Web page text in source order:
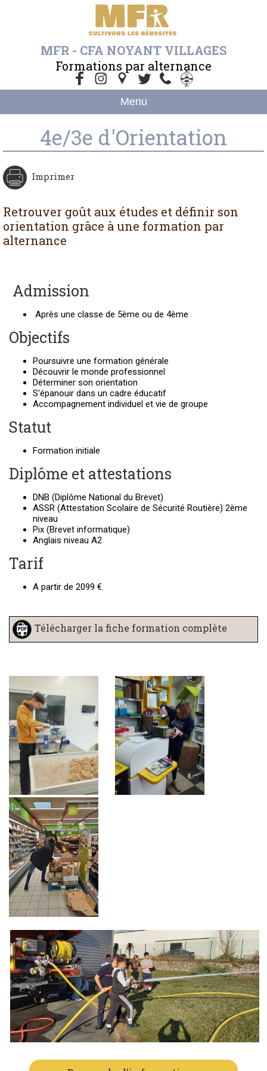
MFR - CFA NOYANT VILLAGES
Formations par alternance
Menu
4e/3e d'Orientation
Imprimer
Retrouver goût aux études et définir son
orientation grâce à une formation par
alternance
Admission
Après une classe de 5ème ou de 4ème
Objectifs
Poursuivre une formation générale
Découvrir le monde professionnel
Déterminer son orientation
S'épanouir dans un cadre éducatif
Accompagnement individuel et vie de groupe
Statut
Formation initiale
Diplôme et attestations
DNB (Diplôme National du Brevet)
ASSR (Attestation Scolaire de Sécurité Routière) 2ème
niveau
Pix (Brevet informatique)
Anglais niveau A2
Tarif
A partir de 2099 €.
Télécharger la fiche formation complète